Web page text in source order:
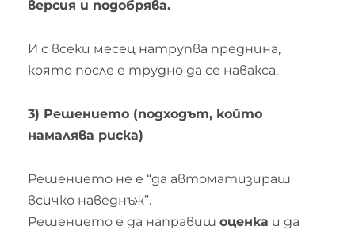
версия и подобрява.
И с всеки месец натрупва преднина,
която после е трудно да се навакса.
3) Решението (подходът, който
намалява риска)
Решението не е “да автоматизираш
всичко наведнъж”.
Решението е да направиш оценка и да